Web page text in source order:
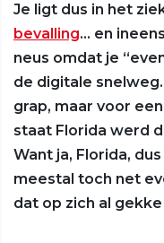
Je ligt dus in het
bevalling… en
neus omdat je
de digitale
grap, maar voor
staat Florida werd
Want ja, Florida,
meestal toch net
dat op zich al gekke